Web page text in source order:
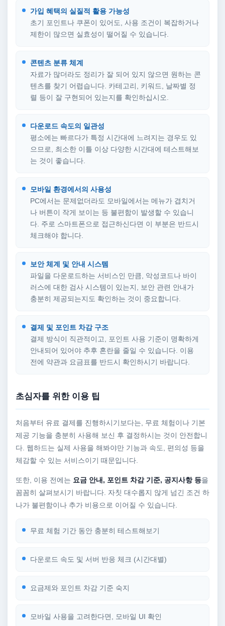
가입 혜택의 실질적 활용 가능성
초기 포인트나 쿠폰이 있어도, 사용 조건이 복잡하거나
제한이 많으면 실효성이 떨어질 수 있습니다.
콘텐츠 분류 체계
자료가 많더라도 정리가 잘 되어 있지 않으면 원하는 콘
텐츠를 찾기 어렵습니다. 카테고리, 키워드, 날짜별 정
렬 등이 잘 구현되어 있는지를 확인하십시오.
다운로드 속도의 일관성
평소에는 빠르다가 특정 시간대에 느려지는 경우도 있
으므로, 최소한 이틀 이상 다양한 시간대에 테스트해보
는 것이 좋습니다.
모바일 환경에서의 사용성
PC에서는 문제없더라도 모바일에서는 메뉴가 겹치거
나 버튼이 작게 보이는 등 불편함이 발생할 수 있습니
다. 주로 스마트폰으로 접근하신다면 이 부분은 반드시
체크해야 합니다.
보안 체계 및 안내 시스템
파일을 다운로드하는 서비스인 만큼, 악성코드나 바이
러스에 대한 검사 시스템이 있는지, 보안 관련 안내가
충분히 제공되는지도 확인하는 것이 중요합니다.
결제 및 포인트 차감 구조
결제 방식이 직관적이고, 포인트 사용 기준이 명확하게
안내되어 있어야 추후 혼란을 줄일 수 있습니다. 이용
전에 약관과 요금표를 반드시 확인하시기 바랍니다.
초심자를 위한 이용 팁
처음부터 유료 결제를 진행하시기보다는, 무료 체험이나 기본
제공 기능을 충분히 사용해 보신 후 결정하시는 것이 안전합니
다. 웹하드는 실제 사용을 해봐야만 기능과 속도, 편의성 등을
체감할 수 있는 서비스이기 때문입니다.
또한, 이용 전에는 요금 안내, 포인트 차감 기준, 공지사항 등을
꼼꼼히 살펴보시기 바랍니다. 자칫 대수롭지 않게 넘긴 조건 하
나가 불편함이나 추가 비용으로 이어질 수 있습니다.
무료 체험 기간 동안 충분히 테스트해보기
다운로드 속도 및 서버 반응 체크 (시간대별)
요금제와 포인트 차감 기준 숙지
모바일 사용을 고려한다면, 모바일 UI 확인